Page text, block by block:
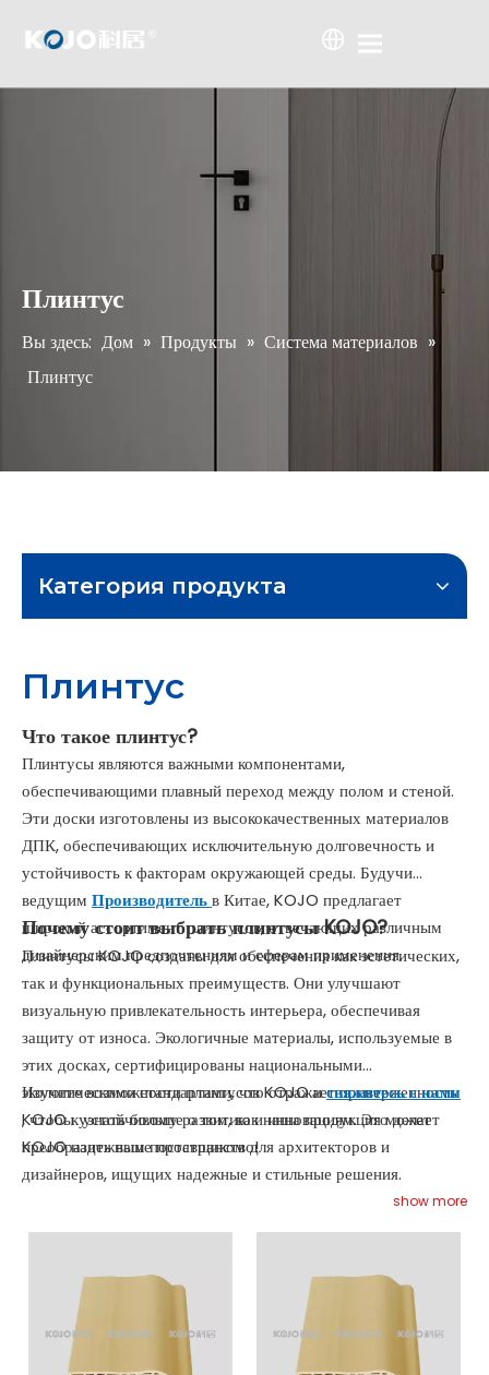
Плинтус
Вы здесь: Дом » Продукты » Система материалов »
Плинтус
Категория продукта
Плинтус
Что такое плинтус?
Плинтусы являются важными компонентами,
обеспечивающими плавный переход между полом и стеной.
Эти доски изготовлены из высококачественных материалов
ДПК, обеспечивающих исключительную долговечность и
устойчивость к факторам окружающей среды. Будучи
ведущим Производительв Китае, KOJO предлагает
широкий ассортимент плинтусов, отвечающих различным
дизайнерским предпочтениям и сферам применения.
Почему стоит выбрать плинтусы KOJO?
Плинтусы KOJO созданы для обеспечения как эстетических,
так и функциональных преимуществ. Они улучшают
визуальную привлекательность интерьера, обеспечивая
защиту от износа. Экологичные материалы, используемые в
этих досках, сертифицированы национальными
экологическими стандартами, что отражает приверженность
KOJO к устойчивому развитию и инновациям. Это делает
KOJO надежным поставщиком для архитекторов и
дизайнеров, ищущих надежные и стильные решения.
Изучите возможности плинтусов KOJO исвяжитесь с нами
, чтобы узнать больше о том, как наша продукция может
преобразить ваше пространство!
show more